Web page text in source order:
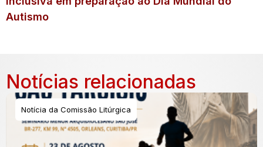
Autismo
Notícias relacionadas
Notícia da Comissão Litúrgica